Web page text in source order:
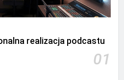
realizacja podcastu
01